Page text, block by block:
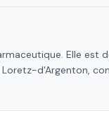
Elle est
Loretz-d'Argenton,